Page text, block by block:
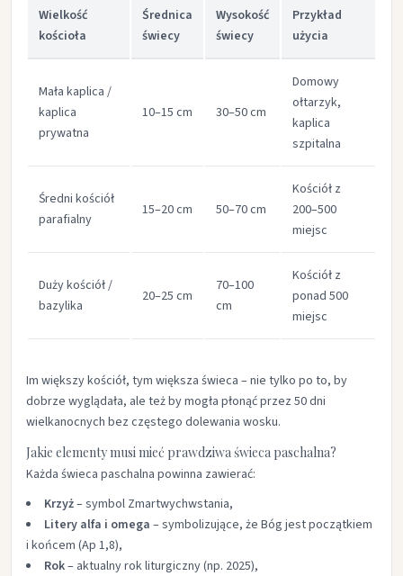
Wielkość
kościoła
Średnica
świecy
Wysokość
świecy
Przykład
użycia
Mała kaplica /
kaplica
prywatna
10–15 cm 30–50 cm
Domowy
ołtarzyk,
kaplica
szpitalna
Średni kościół
parafialny
15–20 cm 50–70 cm
Kościół z
200–500
miejsc
Duży kościół /
bazylika
20–25 cm
70–100
cm
Kościół z
ponad 500
miejsc
Im większy kościół, tym większa świeca – nie tylko po to, by
dobrze wyglądała, ale też by mogła płonąć przez 50 dni
wielkanocnych bez częstego dolewania wosku.
Jakie elementy musi mieć prawdziwa świeca paschalna?
Każda świeca paschalna powinna zawierać:
Krzyż– symbol Zmartwychwstania,
Litery alfa i omega – symbolizujące, że Bóg jest początkiem
i końcem (Ap 1,8),
Rok– aktualny rok liturgiczny (np. 2025),